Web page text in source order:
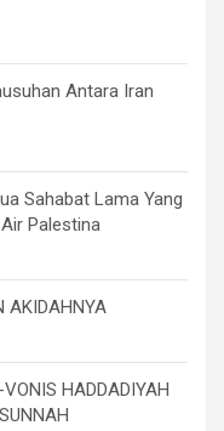
Antara Iran
Sahabat Lama Yang
Palestina
AKIDAHNYA
HADDADIYAH